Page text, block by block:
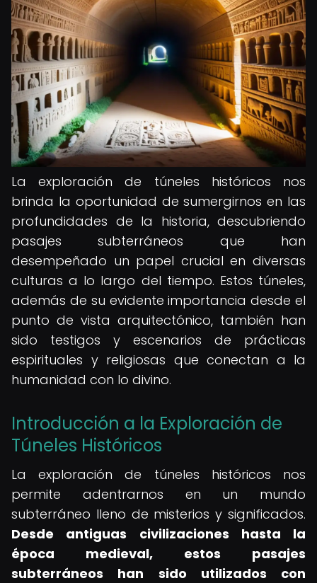
La exploración de túneles históricos nos
brinda la oportunidad de sumergirnos en las
profundidades de la historia, descubriendo
pasajes subterráneos que han
desempeñado un papel crucial en diversas
culturas a lo largo del tiempo. Estos túneles,
además de su evidente importancia desde el
punto de vista arquitectónico, también han
sido testigos y escenarios de prácticas
espirituales y religiosas que conectan a la
humanidad con lo divino.
Introducción a la Exploración de
Túneles Históricos
La exploración de túneles históricos nos
permite adentrarnos en un mundo
subterráneo lleno de misterios y significados.
Desde antiguas civilizaciones hasta la
época medieval, estos pasajes
subterráneos han sido utilizados con